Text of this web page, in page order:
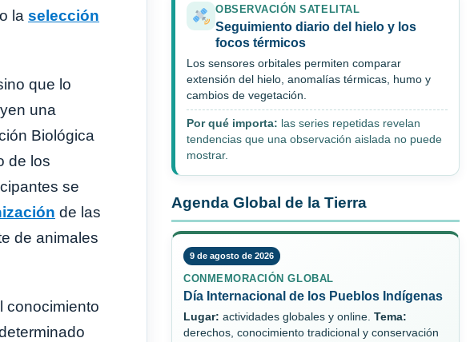
la selección
que lo
una
Biológica
de los
se
de las
de animales
conocimiento
OBSERVACIÓN SATELITAL
Seguimiento diario del hielo y los
focos térmicos
Los sensores orbitales permiten comparar
extensión del hielo, anomalías térmicas, humo y
cambios de vegetación.
Por qué importa: las series repetidas revelan
tendencias que una observación aislada no puede
mostrar.
Agenda Global de la Tierra
9 de agosto de 2026
CONMEMORACIÓN GLOBAL
Día Internacional de los Pueblos Indígenas
Lugar: actividades globales y online. Tema:
derechos, conocimiento tradicional y conservación